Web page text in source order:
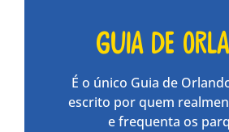
Guia de
É o único Guia de
escrito por quem
e frequenta os